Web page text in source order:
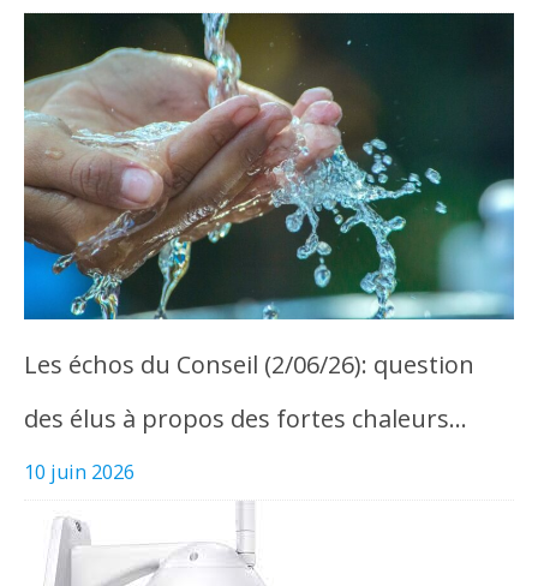
Les échos du Conseil (2/06/26): question
des élus à propos des fortes chaleurs…
10 juin 2026